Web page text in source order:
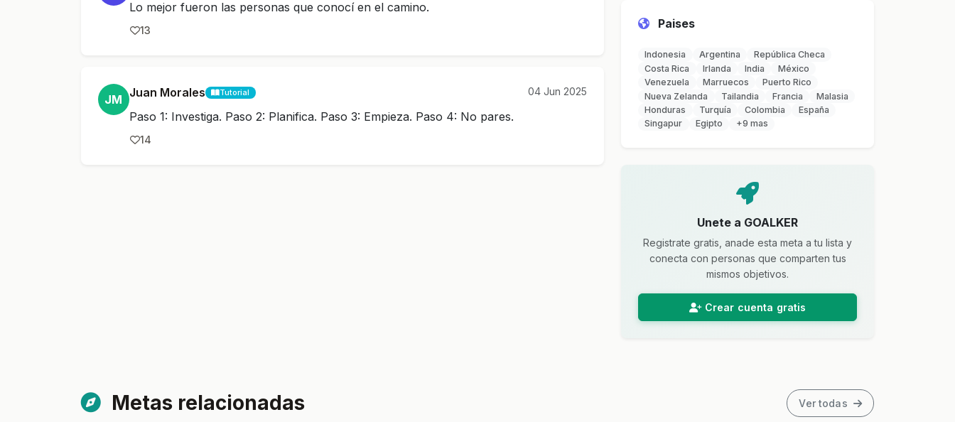
Lo mejor fueron las personas que conocí en el camino.
13
JM Juan Morales Tutorial 04 Jun 2025
Paso 1: Investiga. Paso 2: Planifica. Paso 3: Empieza. Paso 4: No pares.
14
Paises
Indonesia Argentina
República Checa
Costa Rica
Irlanda India
México
Venezuela
Marruecos
Puerto Rico
Nueva Zelanda
Tailandia Francia
Malasia
Honduras
Turquía Colombia
España
Singapur
Egipto +9 mas
Unete a GOALKER
Registrate gratis, anade esta meta a tu lista y
conecta con personas que comparten tus
mismos objetivos.
Crear cuenta gratis
Metas relacionadas Ver todas